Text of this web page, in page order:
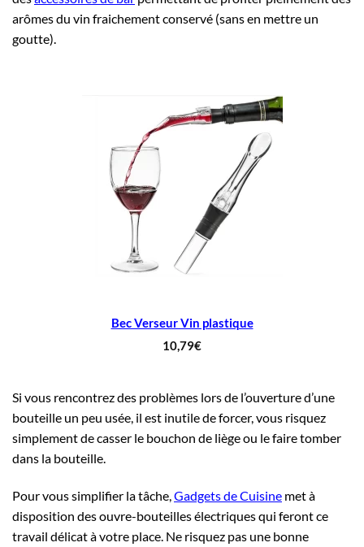
arômes du vin fraichement conservé (sans en mettre un
goutte).
Bec Verseur Vin plastique
10,79€
Si vous rencontrez des problèmes lors de l’ouverture d’une
bouteille un peu usée, il est inutile de forcer, vous risquez
simplement de casser le bouchon de liège ou le faire tomber
dans la bouteille.
Pour vous simplifier la tâche, Gadgets de Cuisine met à
disposition des ouvre-bouteilles électriques qui feront ce
travail délicat à votre place. Ne risquez pas une bonne